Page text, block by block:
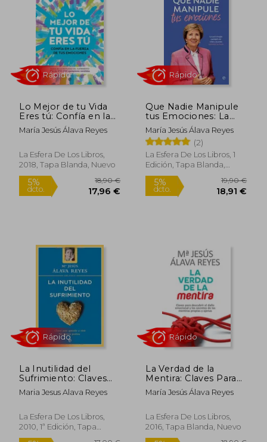
5% 5%
Lo Mejor de tu Vida
Eres tú: Confía en la
Fuerza de tus
Emociones
María Jesús Álava Reyes
La Esfera De Los Libros,
2018, Tapa Blanda, Nuevo
5%
dcto.
18,90 €
17,96 €
Rápido
Que Nadie Manipule
tus Emociones: La
Psicología Cambió mi
Vida y Puede Cambiar
la Tuya
María Jesús Álava Reyes
(2)
La Esfera De Los Libros, 1
Edición, Tapa Blanda,
Nuevo
5%
dcto.
Rápido
La Inutilidad del
Sufrimiento: Claves
Para Aprender a Vivir
de Manera Positiva
Maria Jesus Alava Reyes
La Esfera De Los Libros,
2010, 1ª Edición, Tapa
Blanda, Nuevo
La Verdad de la
Mentira: Claves Para
Descubrir el Daño
Emocional y los
Mentiras Propias y
Ajenas
María Jesús Álava Reyes
La Esfera De Los Libros,
2016, Tapa Blanda, Nuevo